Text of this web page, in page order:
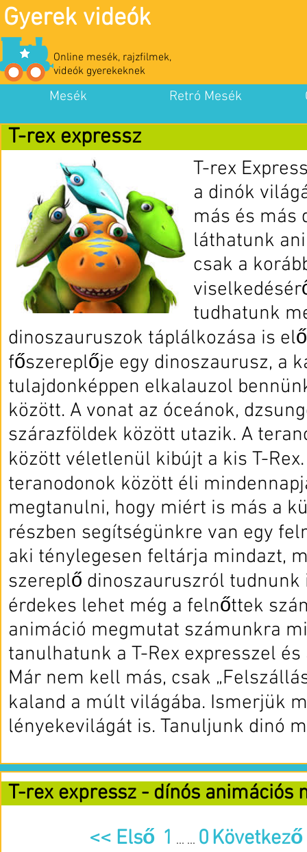
Gyerek videók
Online mesék, rajzfilmek,
videók gyerekeknek
Mesék Retró Mesék
T-rex expressz
T-rex
a dinók
más és más
láthatunk
csak a
tudhatunk
dinoszauruszok táplálkozása is
főszereplője egy dinoszaurusz, a
tulajdonképpen elkalauzol
között. A vonat az óceánok,
szárazföldek között utazik. A
között véletlenül kibújt a kis T-
teranodonok között éli
megtanulni, hogy miért is más a
részben segítségünkre van egy
aki ténylegesen feltárja mindazt,
szereplő dinoszauruszról tudnunk
érdekes lehet még a felnőttek
animáció megmutat számunkra
tanulhatunk a T-Rex expresszel
Már nem kell más, csak
kaland a múlt világába. Ismerjük
lényekevilágát is. Tanuljunk dinó
T-rex expressz - dínós animációs
<< Első 1 ... ... 0